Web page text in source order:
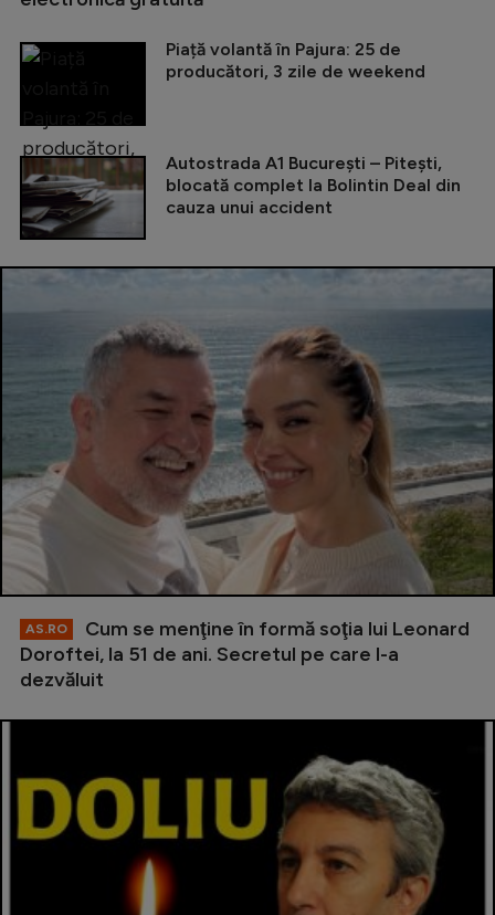
Piață volantă în Pajura: 25 de
producători, 3 zile de weekend
Autostrada A1 București – Pitești,
blocată complet la Bolintin Deal din
cauza unui accident
AS.RO
Cum se menţine în formă soţia lui Leonard
Doroftei, la 51 de ani. Secretul pe care l-a
dezvăluit